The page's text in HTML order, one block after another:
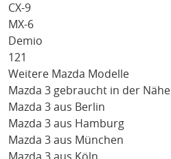
CX-9
MX-6
Demio
121
Weitere Mazda Modelle
Mazda 3 gebraucht in der Nähe
Mazda 3 aus Berlin
Mazda 3 aus Hamburg
Mazda 3 aus München
Mazda 3 aus Köln